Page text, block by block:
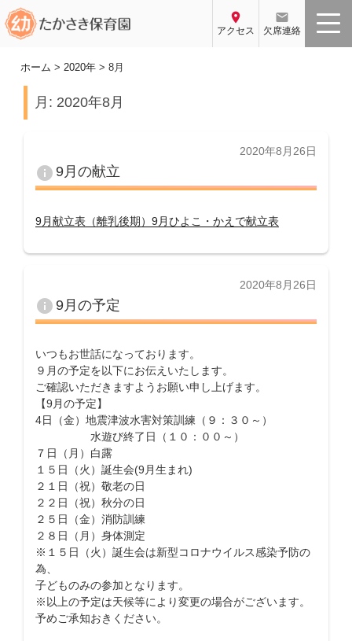
コ
ン
location_on
アクセス
email
欠席連絡
ホーム > 2020年> 8月
月: 2020年8月
投
日:
2020年8月26日
info 9月の献立
9月献立表（離乳後期） 9月ひよこ・かえで献立表
投
日:
2020年8月26日
info 9月の予定
いつもお世話になっております。
９月の予定を以下にお伝えいたします。
ご確認いただきますようお願い申し上げます。
【9月の予定】
4日（金）地震津波水害対策訓練（９：３０～）
水遊び終了日（１０：００～）
７日（月）白露
１５日（火）誕生会(9月生まれ)
２１日（祝）敬老の日
２２日（祝）秋分の日
２５日（金）消防訓練
２８日（月）身体測定
※１５日（火）誕生会は新型コロナウイルス感染予防の
為、
子どものみの参加となります。
※以上の予定は天候等により変更の場合がございます。
予めご承知おきください。